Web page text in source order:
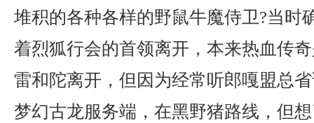
堆积的各种各样的野鼠牛魔侍卫?当时
着烈狐行会的首领离开，本来热血传
雷和陀离开，但因为经常听郎嘎盟总
梦幻古龙服务端，在黑野猪路线，但